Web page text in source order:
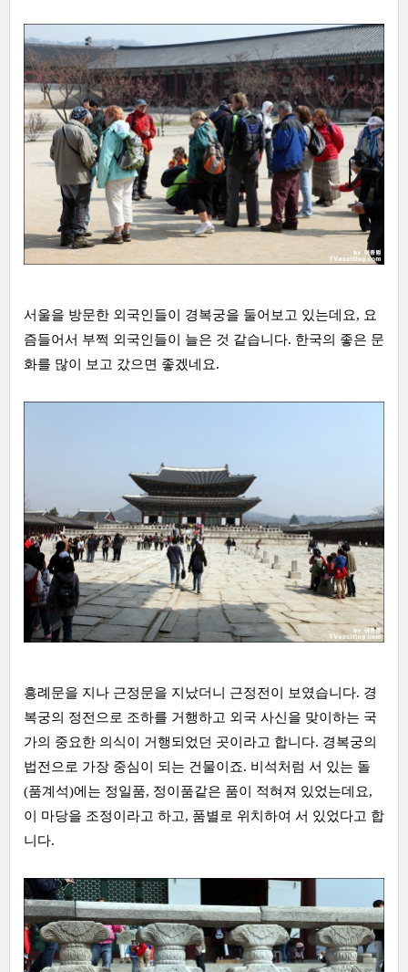
서울을 방문한 외국인들이 경복궁을 둘어보고 있는데요, 요
즘들어서 부쩍 외국인들이 늘은 것 같습니다. 한국의 좋은 문
화를 많이 보고 갔으면 좋겠네요.
흥례문을 지나 근정문을 지났더니 근정전이 보였습니다. 경
복궁의 정전으로 조하를 거행하고 외국 사신을 맞이하는 국
가의 중요한 의식이 거행되었던 곳이라고 합니다. 경복궁의
법전으로 가장 중심이 되는 건물이죠. 비석처럼 서 있는 돌
(품계석)에는 정일품, 정이품같은 품이 적혀져 있었는데요,
이 마당을 조정이라고 하고, 품별로 위치하여 서 있었다고 합
니다.